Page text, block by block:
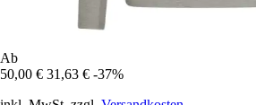
Ab
50,00 € 31,63 € -37%